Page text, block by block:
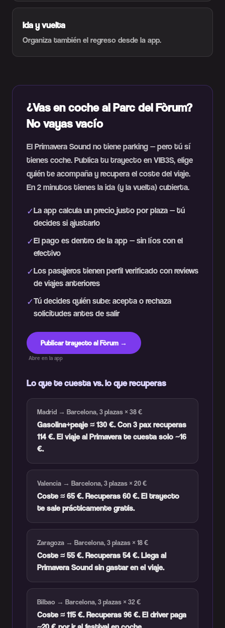
Ida y vuelta
Organiza también el regreso desde la app.
¿Vas en coche al Parc del Fòrum?
No vayas vacío
El Primavera Sound no tiene parking — pero tú sí
tienes coche. Publica tu trayecto en VIB3S, elige
quién te acompaña y recupera el coste del viaje.
En 2 minutos tienes la ida (y la vuelta) cubierta.
✓La app calcula un precio justo por plaza — tú
decides si ajustarlo
✓El pago es dentro de la app — sin líos con el
efectivo
✓Los pasajeros tienen perfil verificado con reviews
de viajes anteriores
✓Tú decides quién sube: acepta o rechaza
solicitudes antes de salir
Publicar trayecto al Fòrum →
Abre en la app
Lo que te cuesta vs. lo que recuperas
Madrid → Barcelona, 3 plazas × 38 €
Gasolina+peaje ≈ 130 €. Con 3 pax recuperas
114 €. El viaje al Primavera te cuesta solo ~16
€.
Valencia → Barcelona, 3 plazas × 20 €
Coste ≈ 65 €. Recuperas 60 €. El trayecto
te sale prácticamente gratis.
Zaragoza → Barcelona, 3 plazas × 18 €
Coste ≈ 55 €. Recuperas 54 €. Llega al
Primavera Sound sin gastar en el viaje.
Bilbao → Barcelona, 3 plazas × 32 €
Coste ≈ 115 €. Recuperas 96 €. El driver paga